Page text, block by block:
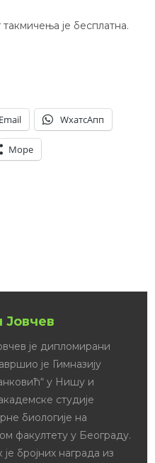
је бесплатна.
Email WхатсАпп
Море
Јовчев
је дипломирани
је Гимназију
у Нишу и
студије
биологије на
факултету у Београду.
бројних награда из